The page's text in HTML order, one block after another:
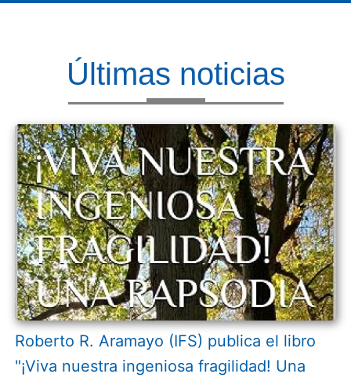
Últimas noticias
Roberto R. Aramayo (IFS) publica el libro
"¡Viva nuestra ingeniosa fragilidad! Una